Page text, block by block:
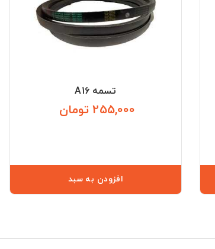
تسمه A16
255,000 تومان
افزودن به سبد